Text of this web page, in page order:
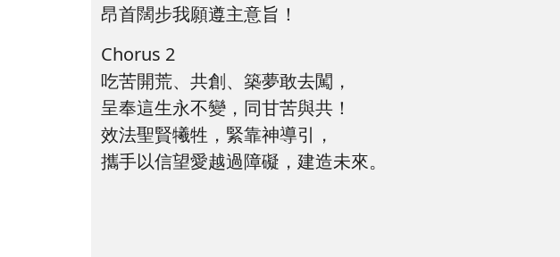
昂首闊步我願遵主意旨！
Chorus 2
吃苦開荒、共創、築夢敢去闖，
呈奉這生永不變，同甘苦與共！
效法聖賢犧牲，緊靠神導引，
攜手以信望愛越過障礙，建造未來。